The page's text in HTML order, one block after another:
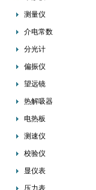
测量仪
介电常数
分光计
偏振仪
望远镜
热解吸器
电热板
测速仪
校验仪
显仪表
压力表